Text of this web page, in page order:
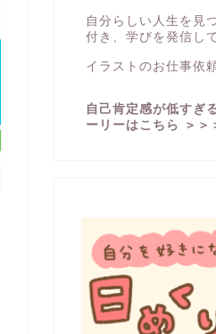
自分らしい人生を見
付き、学びを発信し
イラストのお仕事依
自己肯定感が低すぎ
ーリーはこちら ＞＞